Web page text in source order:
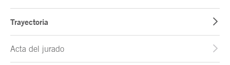
Trayectoria
Acta del jurado